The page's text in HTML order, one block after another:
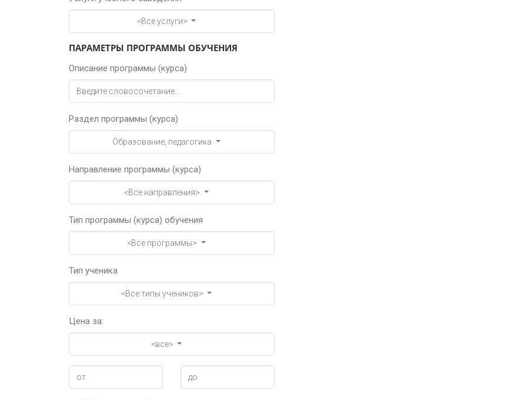
<Все услуги>
ПАРАМЕТРЫ ПРОГРАММЫ ОБУЧЕНИЯ
Описание программы (курса)
Раздел программы (курса)
Образование, педагогика
Направление программы (курса)
<Все направления>
Тип программы (курса) обучения
<Все программы>
Тип ученика
<Все типы учеников>
Цена за:
<все>